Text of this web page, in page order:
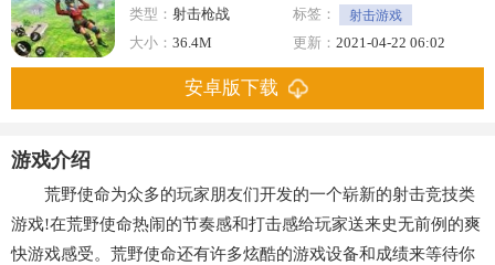
类型： 射击枪战 标签：
射击游戏
第一人称射击
大小： 36.4M 更新： 2021-04-22 06:02
安卓版下载
游戏介绍
荒野使命为众多的玩家朋友们开发的一个崭新的射击竞技类
游戏!在荒野使命热闹的节奏感和打击感给玩家送来史无前例的爽
快游戏感受。荒野使命还有许多炫酷的游戏设备和成绩来等待你